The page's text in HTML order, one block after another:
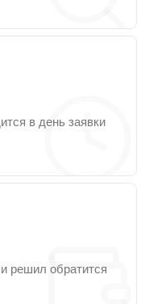
в день заявки
решил обратится